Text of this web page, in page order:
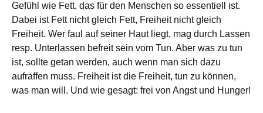
Gefühl wie Fett, das für den Menschen so essentiell ist.
Dabei ist Fett nicht gleich Fett, Freiheit nicht gleich
Freiheit. Wer faul auf seiner Haut liegt, mag durch Lassen
resp. Unterlassen befreit sein vom Tun. Aber was zu tun
ist, sollte getan werden, auch wenn man sich dazu
aufraffen muss. Freiheit ist die Freiheit, tun zu können,
was man will. Und wie gesagt: frei von Angst und Hunger!